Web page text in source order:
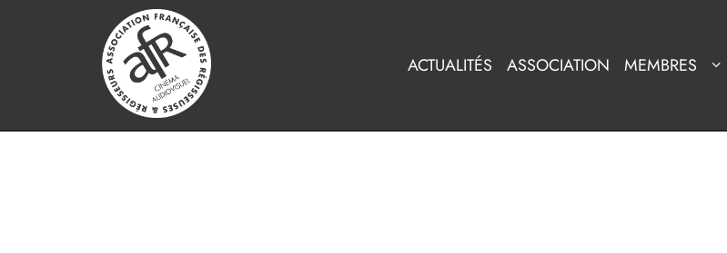
ACTUALITÉS ASSOCIATION MEMBRES